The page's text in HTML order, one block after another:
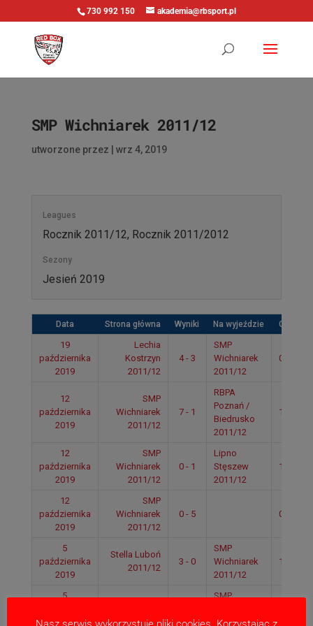
730 992 150 akademia@rbsport.pl
SMP Wichniarek 2011/12
utworzone przez wrz 4, 2019
Leagues
Rocznik 2011/12, Rocznik 2011/2012
Sezony
Jesień 2019
Data Strona główna Wyniki Na wyjeździe Czas
19
października
2019
Lechia
Kostrzyn
2011/12
4 - 3
SMP
Wichniarek
2011/12
09:25
12
października
2019
SMP
Wichniarek
2011/12
7 - 1
RBPA
Poznań /
Biedrusko
2011/12
13:35
12
października
2019
SMP
Wichniarek
2011/12
0 - 1
Lipno
Stęszew
2011/12
11:05
12
października
2019
SMP
Wichniarek
2011/12
0 - 5 09:25
5
października
2019
Stella Luboń
2011/12
3 - 0
SMP
Wichniarek
2011/12
13:10
5
2019
SMP
2011/12